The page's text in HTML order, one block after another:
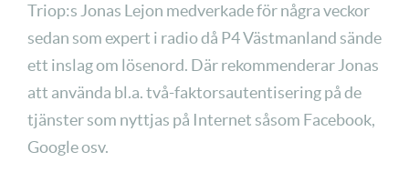
Triop:s Jonas Lejon medverkade för några veckor
sedan som expert i radio då P4 Västmanland sände
ett inslag om lösenord. Där rekommenderar Jonas
att använda bl.a. två-faktorsautentisering på de
tjänster som nyttjas på Internet såsom Facebook,
Google osv.